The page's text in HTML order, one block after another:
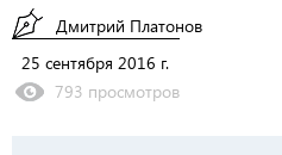
Дмитрий Платонов
25 сентября 2016 г.
793 просмотров